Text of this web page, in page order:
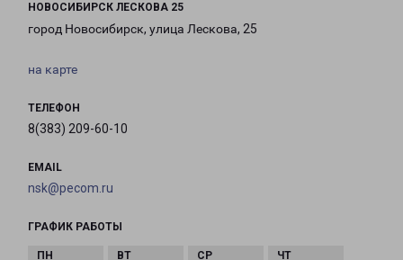
НОВОСИБИРСК ЛЕСКОВА 25
город Новосибирск, улица Лескова, 25
на карте
ТЕЛЕФОН
8(383) 209-60-10
EMAIL
nsk@pecom.ru
ГРАФИК РАБОТЫ